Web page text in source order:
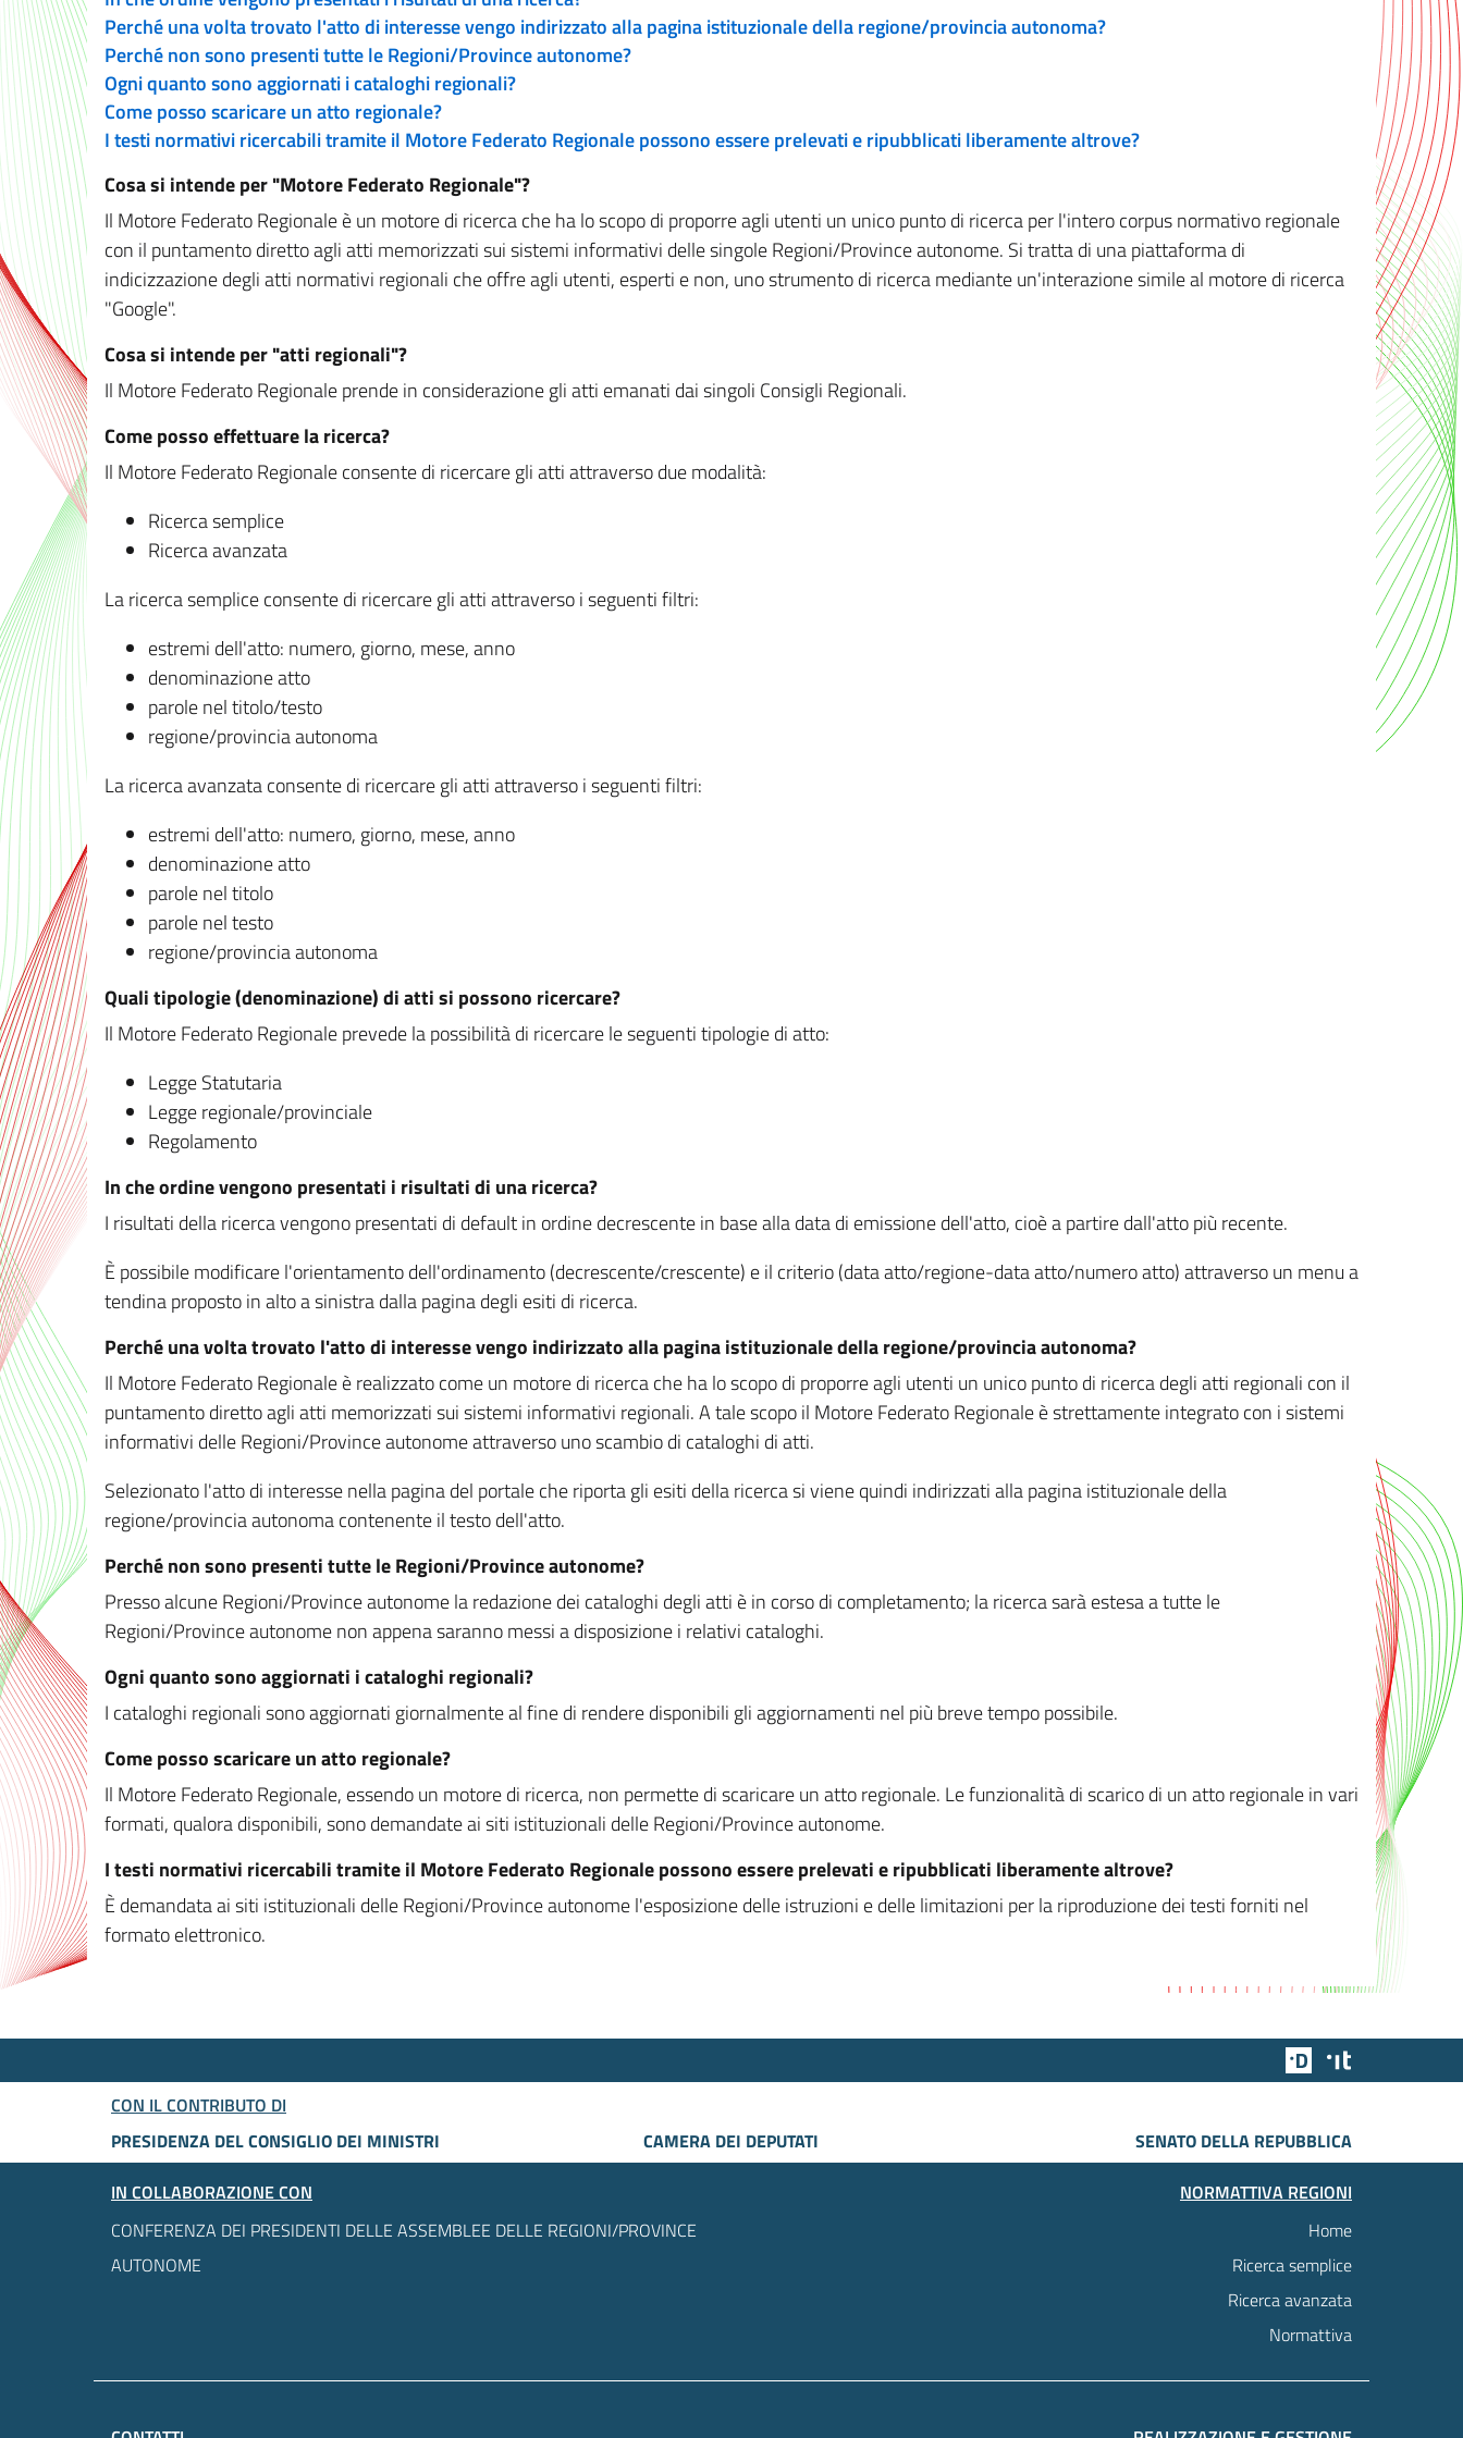
Perché una volta trovato l'atto di interesse vengo indirizzato alla pagina istituzionale della regione/provincia autonoma?
Perché non sono presenti tutte le Regioni/Province autonome?
Ogni quanto sono aggiornati i cataloghi regionali?
Come posso scaricare un atto regionale?
I testi normativi ricercabili tramite il Motore Federato Regionale possono essere prelevati e ripubblicati liberamente altrove?
Cosa si intende per "Motore Federato Regionale"?
Il Motore Federato Regionale è un motore di ricerca che ha lo scopo di proporre agli utenti un unico punto di ricerca per l'intero corpus normativo regionale
con il puntamento diretto agli atti memorizzati sui sistemi informativi delle singole Regioni/Province autonome. Si tratta di una piattaforma di
indicizzazione degli atti normativi regionali che offre agli utenti, esperti e non, uno strumento di ricerca mediante un'interazione simile al motore di ricerca
"Google".
Cosa si intende per "atti regionali"?
Il Motore Federato Regionale prende in considerazione gli atti emanati dai singoli Consigli Regionali.
Come posso effettuare la ricerca?
Il Motore Federato Regionale consente di ricercare gli atti attraverso due modalità:
Ricerca semplice
Ricerca avanzata
La ricerca semplice consente di ricercare gli atti attraverso i seguenti filtri:
estremi dell'atto: numero, giorno, mese, anno
denominazione atto
parole nel titolo/testo
regione/provincia autonoma
La ricerca avanzata consente di ricercare gli atti attraverso i seguenti filtri:
estremi dell'atto: numero, giorno, mese, anno
denominazione atto
parole nel titolo
parole nel testo
regione/provincia autonoma
Quali tipologie (denominazione) di atti si possono ricercare?
Il Motore Federato Regionale prevede la possibilità di ricercare le seguenti tipologie di atto:
Legge Statutaria
Legge regionale/provinciale
Regolamento
In che ordine vengono presentati i risultati di una ricerca?
I risultati della ricerca vengono presentati di default in ordine decrescente in base alla data di emissione dell'atto, cioè a partire dall'atto più recente.
È possibile modificare l'orientamento dell'ordinamento (decrescente/crescente) e il criterio (data atto/regione-data atto/numero atto) attraverso un menu a
tendina proposto in alto a sinistra dalla pagina degli esiti di ricerca.
Perché una volta trovato l'atto di interesse vengo indirizzato alla pagina istituzionale della regione/provincia autonoma?
Il Motore Federato Regionale è realizzato come un motore di ricerca che ha lo scopo di proporre agli utenti un unico punto di ricerca degli atti regionali con il
puntamento diretto agli atti memorizzati sui sistemi informativi regionali. A tale scopo il Motore Federato Regionale è strettamente integrato con i sistemi
informativi delle Regioni/Province autonome attraverso uno scambio di cataloghi di atti.
Selezionato l'atto di interesse nella pagina del portale che riporta gli esiti della ricerca si viene quindi indirizzati alla pagina istituzionale della
regione/provincia autonoma contenente il testo dell'atto.
Perché non sono presenti tutte le Regioni/Province autonome?
Presso alcune Regioni/Province autonome la redazione dei cataloghi degli atti è in corso di completamento; la ricerca sarà estesa a tutte le
Regioni/Province autonome non appena saranno messi a disposizione i relativi cataloghi.
Ogni quanto sono aggiornati i cataloghi regionali?
I cataloghi regionali sono aggiornati giornalmente al fine di rendere disponibili gli aggiornamenti nel più breve tempo possibile.
Come posso scaricare un atto regionale?
Il Motore Federato Regionale, essendo un motore di ricerca, non permette di scaricare un atto regionale. Le funzionalità di scarico di un atto regionale in vari
formati, qualora disponibili, sono demandate ai siti istituzionali delle Regioni/Province autonome.
I testi normativi ricercabili tramite il Motore Federato Regionale possono essere prelevati e ripubblicati liberamente altrove?
È demandata ai siti istituzionali delle Regioni/Province autonome l'esposizione delle istruzioni e delle limitazioni per la riproduzione dei testi forniti nel
formato elettronico.
Team Digitale
CON IL CONTRIBUTO DI
PRESIDENZA DEL CONSIGLIO DEI MINISTRI
CAMERA DEI DEPUTATI
SENATO DELLA REPUBBLICA
IN COLLABORAZIONE CON
CONFERENZA DEI PRESIDENTI DELLE ASSEMBLEE DELLE REGIONI/PROVINCE
AUTONOME
NORMATTIVA REGIONI
Home
Ricerca semplice
Ricerca avanzata
Normattiva